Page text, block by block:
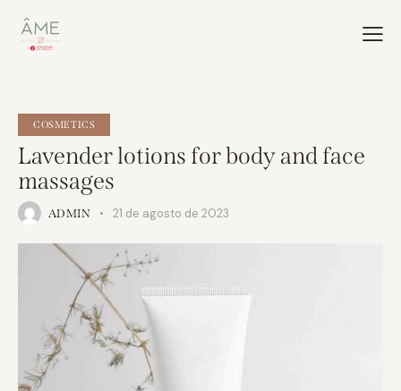
COSMETICS
Lavender lotions for body and face
massages
ADMIN 21 de agosto de 2023